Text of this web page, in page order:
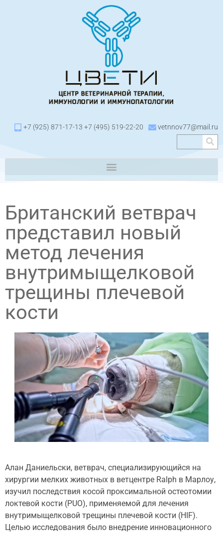
+7 (925) 871-17-13 +7 (495) 519-22-20 vetnnov77@mail.ru
Британский ветврач
представил новый
метод лечения
внутримыщелковой
трещины плечевой
кости
Алан Даниельски, ветврач, специализирующийся на
хирургии мелких животных в ветцентре Ralph в Марлоу,
изучил последствия косой проксимальной остеотомии
локтевой кости (PUO), применяемой для лечения
внутримыщелковой трещины плечевой кости (HIF).
Целью исследования было внедрение инновационного